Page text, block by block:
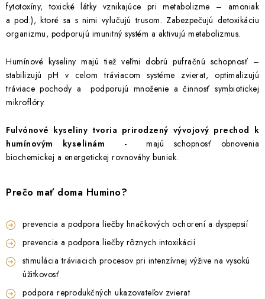
fytotoxíny,toxickélátky vznikajúce pri metabolizme – amoniak
a pod.),ktoré sa s nimi vylučujú trusom. Zabezpečujú detoxikáciu
organizmu, podporujú imunitný systém a aktivujú metabolizmus.
Humínové kyseliny majútiež veľmi dobrú pufračnú schopnosť –
stabilizujúpH v celom tráviacom systéme zvierat, optimalizujú
tráviace pochody a podporujú množenie a činnosť symbiotickej
mikroflóry.
Fulvónové kyseliny tvoria prirodzený vývojový prechod k
humínovým kyselinám - majú schopnosť obnovenia
biochemickej a energetickej rovnováhy buniek.
Prečo mať doma Humino?
prevencia a podpora liečby hnačkových ochorení a dyspepsií
prevencia a podpora liečby rôznych intoxikácií
stimulácia tráviacich procesov pri intenzívnej výžive na vysokú
úžitkovosť
podpora reprodukčných ukazovateľov zvierat